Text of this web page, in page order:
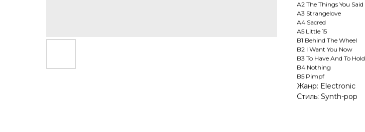
A2 The Things You Said
A3 Strangelove
A4 Sacred
A5 Little 15
B1 Behind The Wheel
B2 I Want You Now
B3 To Have And To Hold
B4 Nothing
B5 Pimpf
Жанр: Electronic
Стиль: Synth-pop